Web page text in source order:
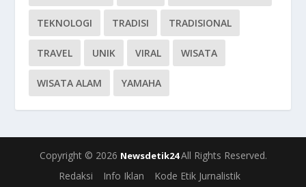
TEKNOLOGI TRADISI TRADISIONAL
TRAVEL UNIK VIRAL WISATA
WISATA ALAM YAMAHA
Copyright © 2026 Newsdetik24All Rights Reserved.
Redaksi
Info Iklan
Kode Etik Jurnalistik